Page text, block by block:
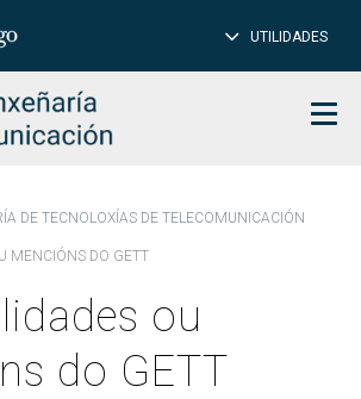
UTILIDADES
DE TECNOLOXÍAS DE TELECOMUNICACIÓN
MENCIÓNS DO GETT
ou
do GETT